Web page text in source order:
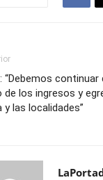
“Debemos
de los ingresos y
y las localidades”